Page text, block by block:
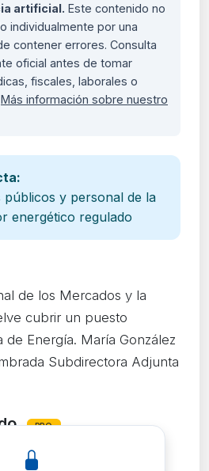
artificial. Este contenido no
individualmente por una
contener errores. Consulta
oficial antes de tomar
fiscales, laborales o
Más información sobre nuestro
públicos y personal de la
energético regulado
de los Mercados y la
cubrir un puesto
de Energía. María González
Subdirectora Adjunta
PRO
convocatoria de libre